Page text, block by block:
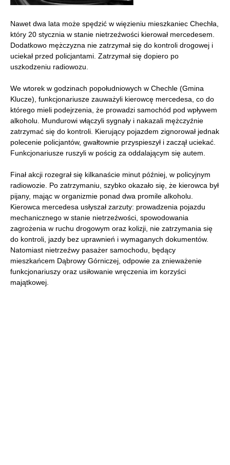
Nawet dwa lata może spędzić w więzieniu mieszkaniec Chechła,
który 20 stycznia w stanie nietrzeźwości kierował mercedesem.
Dodatkowo mężczyzna nie zatrzymał się do kontroli drogowej i
uciekał przed policjantami. Zatrzymał się dopiero po
uszkodzeniu radiowozu.
We wtorek w godzinach popołudniowych w Chechle (Gmina
Klucze), funkcjonariusze zauważyli kierowcę mercedesa, co do
którego mieli podejrzenia, że prowadzi samochód pod wpływem
alkoholu. Mundurowi włączyli sygnały i nakazali mężczyźnie
zatrzymać się do kontroli. Kierujący pojazdem zignorował jednak
polecenie policjantów, gwałtownie przyspieszył i zaczął uciekać.
Funkcjonariusze ruszyli w pościg za oddalającym się autem.
Finał akcji rozegrał się kilkanaście minut później, w policyjnym
radiowozie. Po zatrzymaniu, szybko okazało się, że kierowca był
pijany, mając w organizmie ponad dwa promile alkoholu.
Kierowca mercedesa usłyszał zarzuty: prowadzenia pojazdu
mechanicznego w stanie nietrzeźwości, spowodowania
zagrożenia w ruchu drogowym oraz kolizji, nie zatrzymania się
do kontroli, jazdy bez uprawnień i wymaganych dokumentów.
Natomiast nietrzeźwy pasażer samochodu, będący
mieszkańcem Dąbrowy Górniczej, odpowie za znieważenie
funkcjonariuszy oraz usiłowanie wręczenia im korzyści
majątkowej.